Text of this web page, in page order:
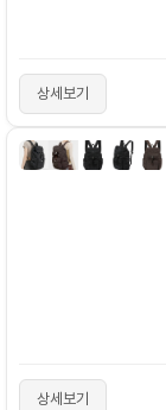
상세보기
상세보기